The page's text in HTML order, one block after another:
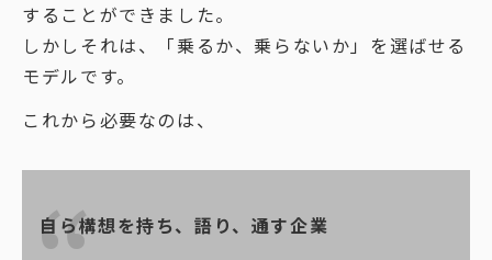
することができました。
しかしそれは、「乗るか、乗らないか」を選ばせる
モデルです。
これから必要なのは、
自ら構想を持ち、語り、通す企業